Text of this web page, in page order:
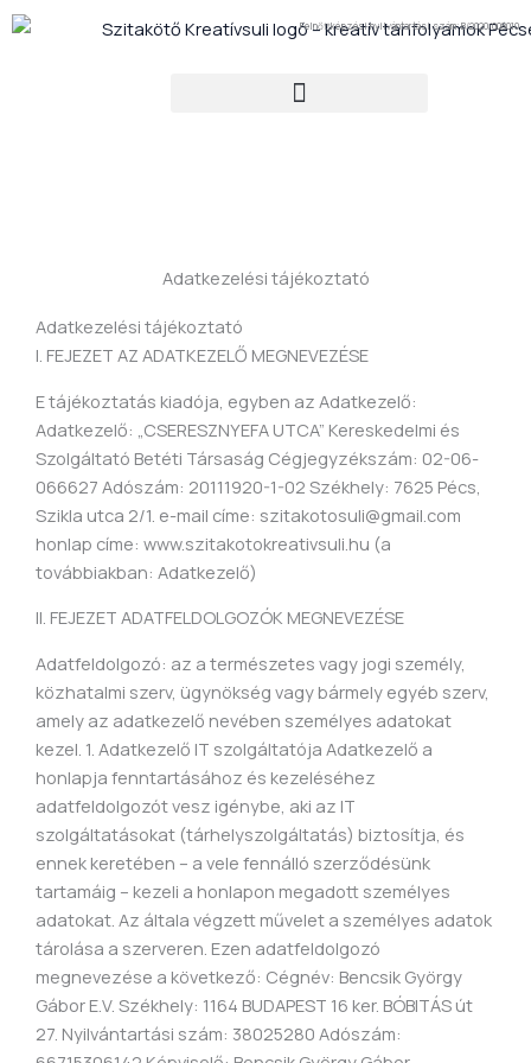
Ugrás
Felnőttképzési nyilvántartási szám: B/2020/008010
Adatkezelési tájékoztató
Adatkezelési tájékoztató
I. FEJEZET AZ ADATKEZELŐ MEGNEVEZÉSE
E tájékoztatás kiadója, egyben az Adatkezelő:
Adatkezelő: „CSERESZNYEFA UTCA” Kereskedelmi és
Szolgáltató Betéti Társaság Cégjegyzékszám: 02-06-
066627 Adószám: 20111920-1-02 Székhely: 7625 Pécs,
Szikla utca 2/1. e-mail címe: szitakotosuli@gmail.com
honlap címe: www.szitakotokreativsuli.hu (a
továbbiakban: Adatkezelő)
II. FEJEZET ADATFELDOLGOZÓK MEGNEVEZÉSE
Adatfeldolgozó: az a természetes vagy jogi személy,
közhatalmi szerv, ügynökség vagy bármely egyéb szerv,
amely az adatkezelő nevében személyes adatokat
kezel. 1. Adatkezelő IT szolgáltatója Adatkezelő a
honlapja fenntartásához és kezeléséhez
adatfeldolgozót vesz igénybe, aki az IT
szolgáltatásokat (tárhelyszolgáltatás) biztosítja, és
ennek keretében – a vele fennálló szerződésünk
tartamáig – kezeli a honlapon megadott személyes
adatokat. Az általa végzett művelet a személyes adatok
tárolása a szerveren. Ezen adatfeldolgozó
megnevezése a következő: Cégnév: Bencsik György
Gábor E.V. Székhely: 1164 BUDAPEST 16 ker. BÓBITÁS út
27. Nyilvántartási szám: 38025280 Adószám: